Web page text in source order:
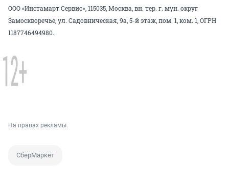
ООО «Инстамарт Сервис», 115035, Москва, вн. тер. г. мун. округ
Замоскворечье, ул. Садовническая, 9а, 5-й этаж, пом. 1, ком. 1, ОГРН
1187746494980.
На правах рекламы.
СберМаркет